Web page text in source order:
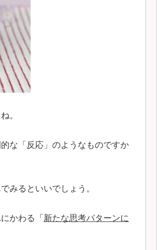
。
な「反応」のようなものですか
みるといいでしょう。
かわる「 新たな思考パターンに